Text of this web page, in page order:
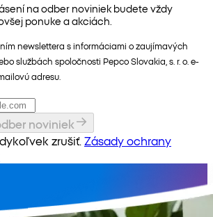
na odber noviniek budete vždy
ponuke a akciách.
newslettera s informáciami o zaujímavých
službách spoločnosti Pepco Slovakia, s. r. o. e-
adresu.
noviniek
zrušiť. Zásady ochrany